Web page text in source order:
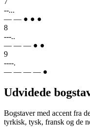
--...
— — ● ● ●
8
---..
— — — ● ●
9
----.
— — — — ●
Udvidede
Bogstaver med accent fra
tyrkisk, tysk, fransk og de